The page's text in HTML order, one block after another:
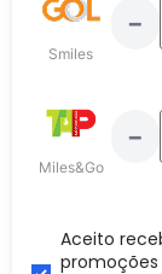
Smiles
−
Miles&Go
−
Aceito
promoções